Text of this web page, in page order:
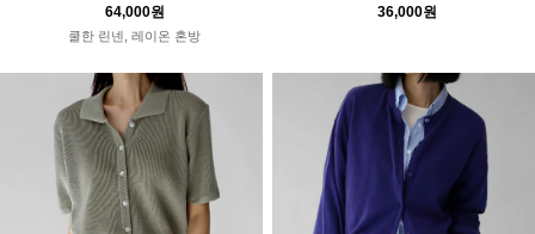
64,000원
쿨한 린넨, 레이온 혼방
36,000원